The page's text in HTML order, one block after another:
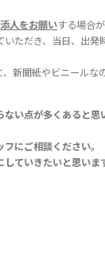
人をお願いする場合
ただき、当日、出発
新聞紙やビニールな
ない点が多くあると
にご相談ください。
ていきたいと思いま